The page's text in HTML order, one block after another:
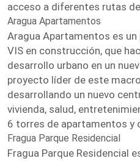
acceso a diferentes rutas
Aragua Apartamentos
Aragua Apartamentos es
VIS en construcción, que
desarrollo urbano en un
proyecto líder de este
desarrollando un nuevo
vivienda, salud,
6 torres de apartamentos y
Fragua Parque Residencial
Fragua Parque Residencial